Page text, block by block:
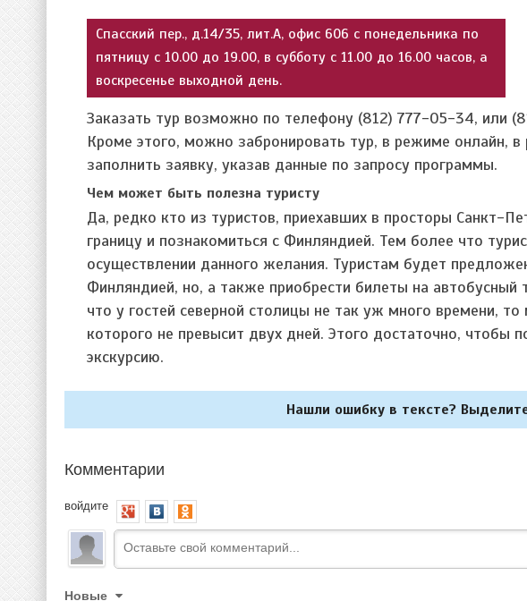
Спасский пер., д.14/35, лит.А, офис 606 с понедельника по
пятницу с 10.00 до 19.00, в субботу с 11.00 до 16.00 часов, а
воскресенье выходной день.
Заказать тур возможно по телефону (812) 777-05-34, или
Кроме этого, можно забронировать тур, в режиме онлайн,
заполнить заявку, указав данные по запросу программы.
Чем может быть полезна туристу
Да, редко кто из туристов, приехавших в просторы Санкт-
границу и познакомиться с Финляндией. Тем более что
осуществлении данного желания. Туристам будет
Финляндией, но, а также приобрести билеты на автобусный
что у гостей северной столицы не так уж много времени,
которого не превысит двух дней. Этого достаточно, чтобы
экскурсию.
Нашли ошибку в тексте?
Комментарии
войдите
Новые